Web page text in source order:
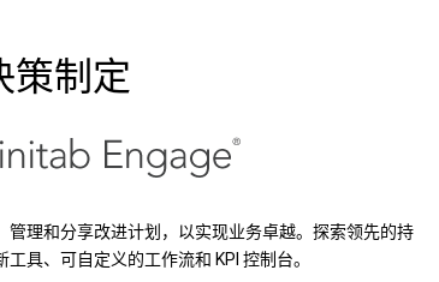
策制定
管理和分享改进计划，以实现业务卓越。探索领先的持
工具、可自定义的工作流和 KPI 控制台。